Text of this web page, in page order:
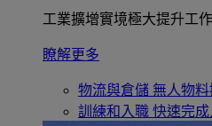
工業擴增實境極大提升工
瞭解更多
物流與倉儲 無人物料
訓練和入職 快速完